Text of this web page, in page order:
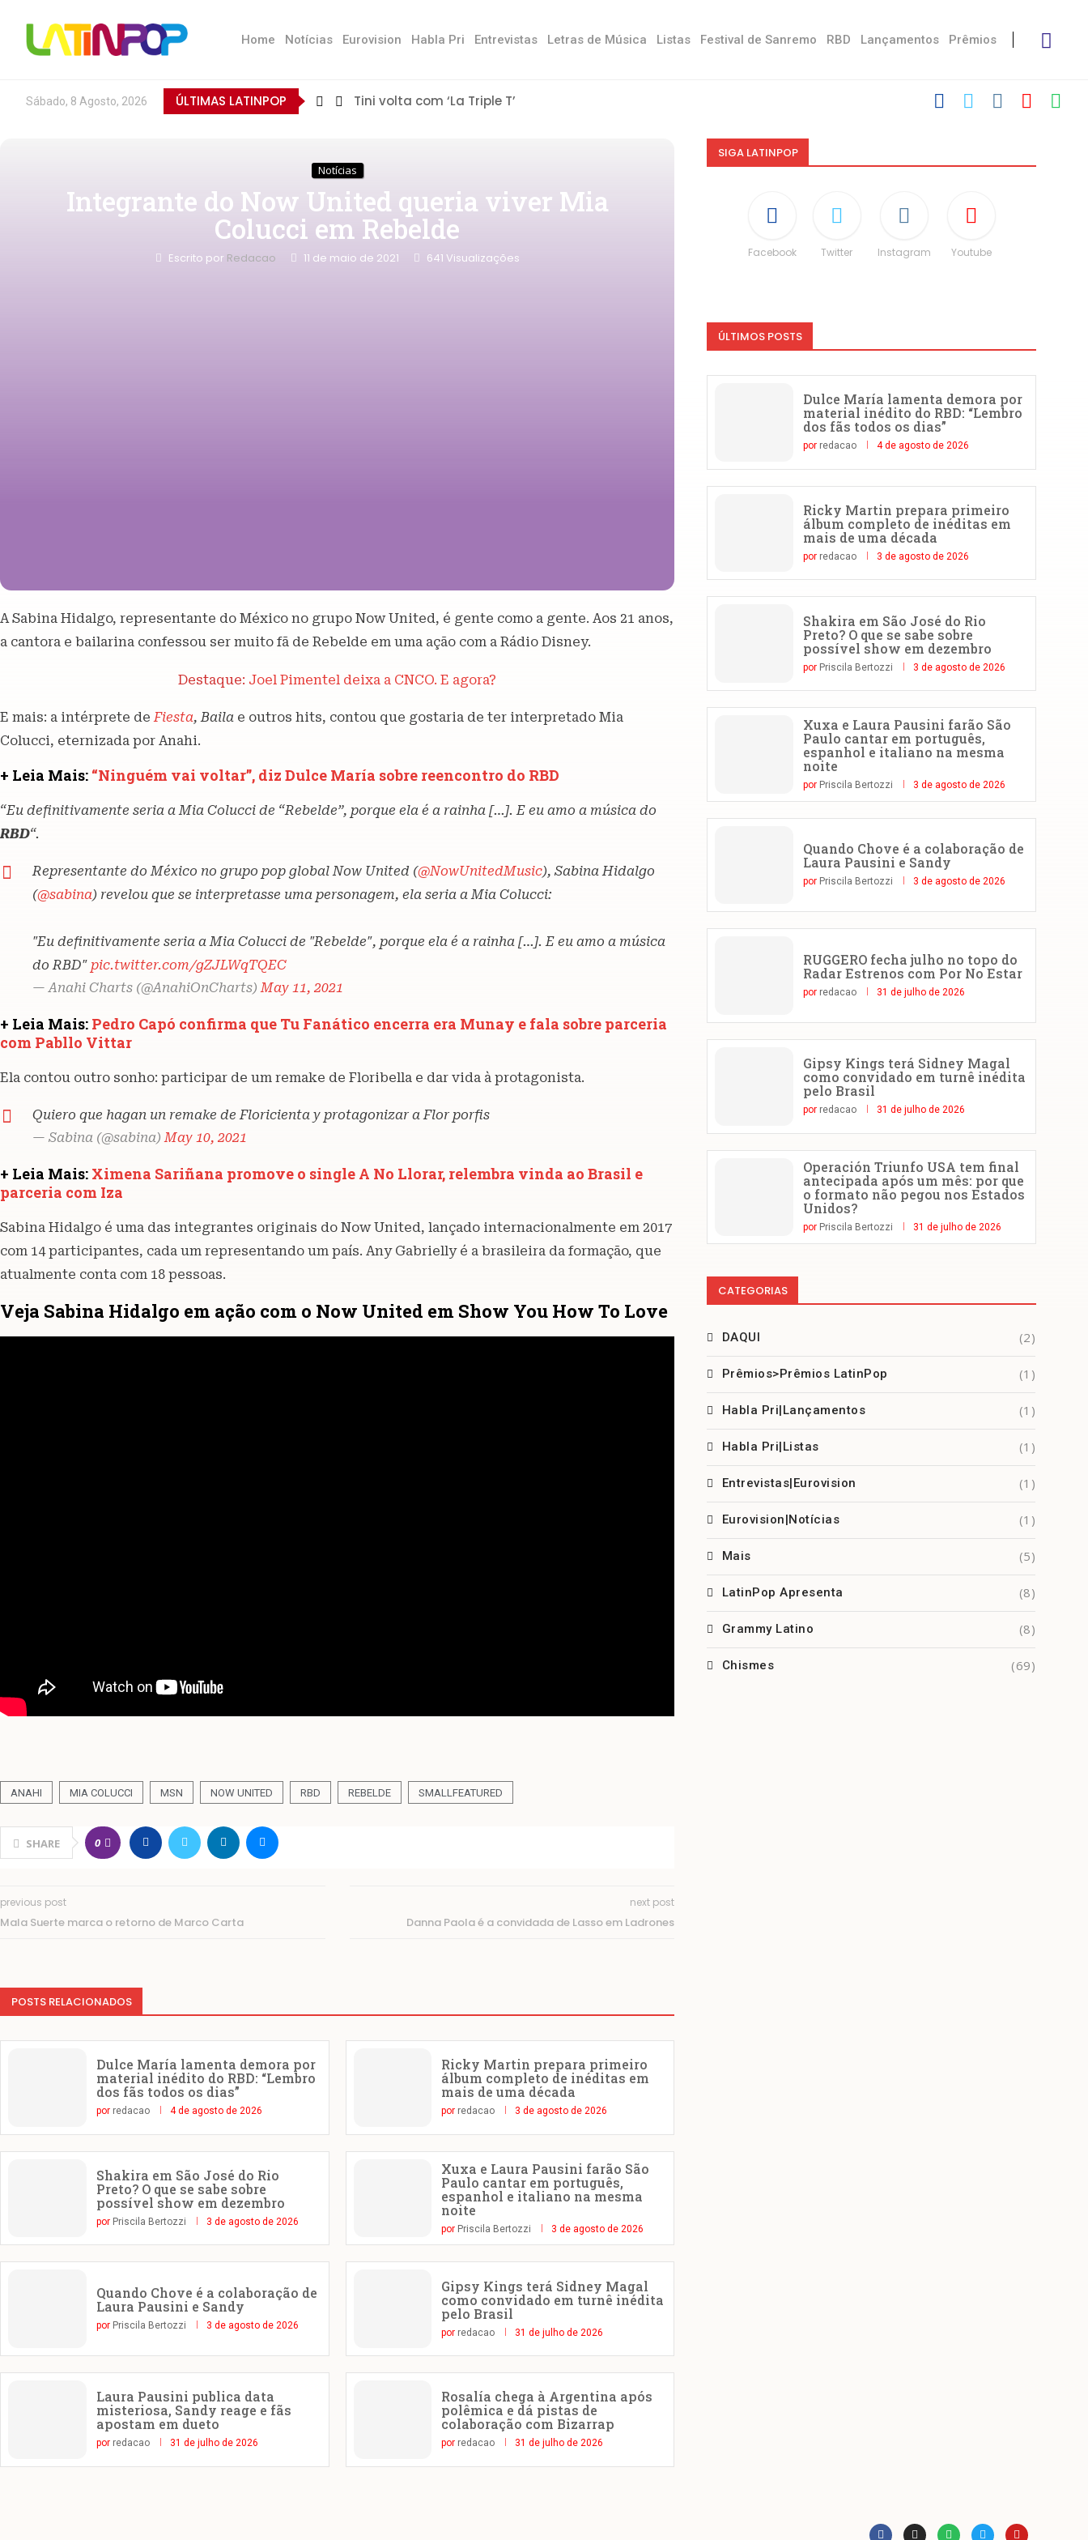
Home Notícias Eurovision Habla Pri Entrevistas Letras de Música Listas Festival de Sanremo RBD Lançamentos Prêmios
Sábado, 8 Agosto, 2026 ÚLTIMAS LATINPOP Tini volta com ‘La Triple T’
Notícias
Integrante do Now United queria viver Mia
Colucci em Rebelde
Escrito por Redacao 11 de maio de 2021 641 Visualizações
A Sabina Hidalgo, representante do México no grupo Now United, é gente como a gente. Aos 21 anos,
a cantora e bailarina confessou ser muito fã de Rebelde em uma ação com a Rádio Disney.
Destaque: Joel Pimentel deixa a CNCO. E agora?
E mais: a intérprete de Fiesta, Baila e outros hits, contou que gostaria de ter interpretado Mia
Colucci, eternizada por Anahi.
+ Leia Mais: “Ninguém vai voltar”, diz Dulce María sobre reencontro do RBD
“Eu definitivamente seria a Mia Colucci de “Rebelde”, porque ela é a rainha […]. E eu amo a música do
RBD“.
Representante do México no grupo pop global Now United (@NowUnitedMusic), Sabina Hidalgo
(@sabina) revelou que se interpretasse uma personagem, ela seria a Mia Colucci:
"Eu definitivamente seria a Mia Colucci de "Rebelde", porque ela é a rainha […]. E eu amo a música
do RBD" pic.twitter.com/gZJLWqTQEC
— Anahi Charts (@AnahiOnCharts)May 11, 2021
+ Leia Mais: Pedro Capó confirma que Tu Fanático encerra era Munay e fala sobre parceria
com Pabllo Vittar
Ela contou outro sonho: participar de um remake de Floribella e dar vida à protagonista.
Quiero que hagan un remake de Floricienta y protagonizar a Flor porfis
— Sabina (@sabina)May 10, 2021
+ Leia Mais: Ximena Sariñana promove o single A No Llorar, relembra vinda ao Brasil e
parceria com Iza
Sabina Hidalgo é uma das integrantes originais do Now United, lançado internacionalmente em 2017
com 14 participantes, cada um representando um país. Any Gabrielly é a brasileira da formação, que
atualmente conta com 18 pessoas.
Veja Sabina Hidalgo em ação com o Now United em Show You How To Love
ANAHI MIA COLUCCI MSN NOW UNITED RBD REBELDE SMALLFEATURED
SHARE 0
previous post
Mala Suerte marca o retorno de Marco Carta
next post
Danna Paola é a convidada de Lasso em Ladrones
POSTS RELACIONADOS
Dulce María lamenta demora por
material inédito do RBD: “Lembro
dos fãs todos os dias”
por redacao 4 de agosto de 2026
Ricky Martin prepara primeiro
álbum completo de inéditas em
mais de uma década
por redacao 3 de agosto de 2026
Shakira em São José do Rio
Preto? O que se sabe sobre
possível show em dezembro
por Priscila Bertozzi 3 de agosto de 2026
Xuxa e Laura Pausini farão São
Paulo cantar em português,
espanhol e italiano na mesma
noite
por Priscila Bertozzi 3 de agosto de 2026
Quando Chove é a colaboração de
Laura Pausini e Sandy
por Priscila Bertozzi 3 de agosto de 2026
Gipsy Kings terá Sidney Magal
como convidado em turnê inédita
pelo Brasil
por redacao 31 de julho de 2026
Laura Pausini publica data
misteriosa, Sandy reage e fãs
apostam em dueto
por redacao 31 de julho de 2026
Rosalía chega à Argentina após
polêmica e dá pistas de
colaboração com Bizarrap
por redacao 31 de julho de 2026
SIGA LATINPOP
Facebook Twitter Instagram Youtube
ÚLTIMOS POSTS
Dulce María lamenta demora por
material inédito do RBD: “Lembro
dos fãs todos os dias”
por redacao 4 de agosto de 2026
Ricky Martin prepara primeiro
álbum completo de inéditas em
mais de uma década
por redacao 3 de agosto de 2026
Shakira em São José do Rio
Preto? O que se sabe sobre
possível show em dezembro
por Priscila Bertozzi 3 de agosto de 2026
Xuxa e Laura Pausini farão São
Paulo cantar em português,
espanhol e italiano na mesma
noite
por Priscila Bertozzi 3 de agosto de 2026
Quando Chove é a colaboração de
Laura Pausini e Sandy
por Priscila Bertozzi 3 de agosto de 2026
RUGGERO fecha julho no topo do
Radar Estrenos com Por No Estar
por redacao 31 de julho de 2026
Gipsy Kings terá Sidney Magal
como convidado em turnê inédita
pelo Brasil
por redacao 31 de julho de 2026
Operación Triunfo USA tem final
antecipada após um mês: por que
o formato não pegou nos Estados
Unidos?
por Priscila Bertozzi 31 de julho de 2026
CATEGORIAS
DAQUI (2)
Prêmios>Prêmios LatinPop (1)
Habla Pri|Lançamentos (1)
Habla Pri|Listas (1)
Entrevistas|Eurovision (1)
Eurovision|Notícias (1)
Mais (5)
LatinPop Apresenta (8)
Grammy Latino (8)
Chismes (69)